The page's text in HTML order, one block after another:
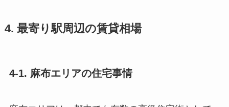
4. 最寄り駅周辺の賃貸相場
4-1. 麻布エリアの住宅事情